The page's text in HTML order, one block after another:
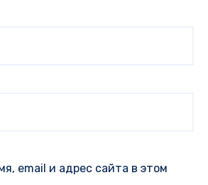
email и адрес сайта в этом